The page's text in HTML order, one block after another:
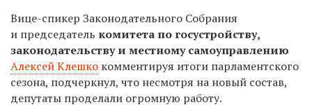
Вице-спикер Законодательного Собрания
и председатель комитета по госустройству,
законодательству и местному самоуправлению
Алексей Клешко комментируя итоги парламентского
сезона, подчеркнул, что несмотря на новый состав,
депутаты проделали огромную работу.